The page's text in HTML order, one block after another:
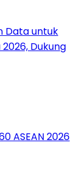
Data untuk
Dukung
ASEAN 2026